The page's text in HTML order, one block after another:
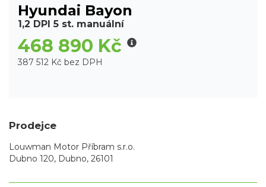
Hyundai Bayon
1,2 DPI 5 st. manuální
468 890 Kč
387 512 Kč bez DPH
Prodejce
Louwman Motor Příbram s.r.o.
Dubno 120, Dubno, 26101